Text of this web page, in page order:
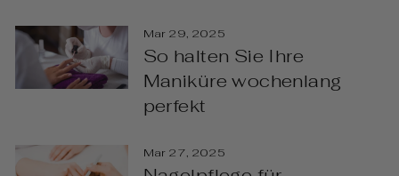
Mar 29, 2025
So halten Sie Ihre
Maniküre wochenlang
perfekt
Mar 27, 2025